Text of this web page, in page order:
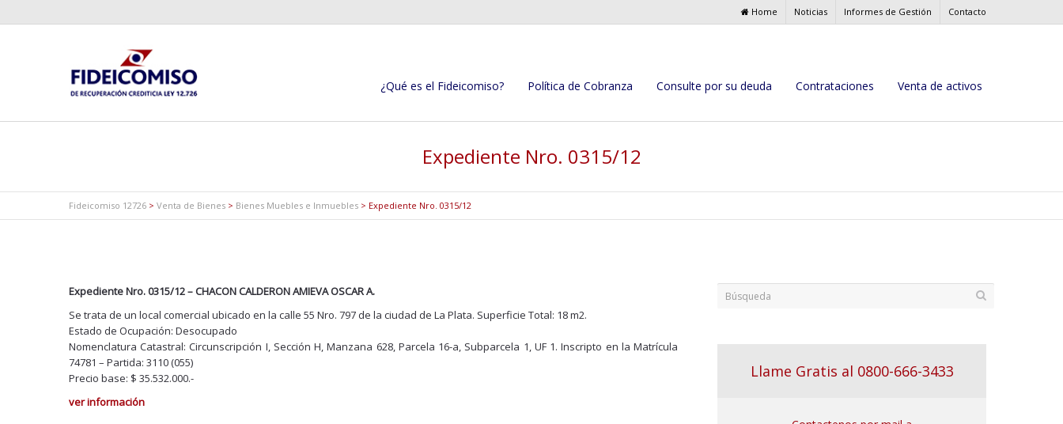
Home Noticias Informes de Gestión Contacto
¿Qué es el Fideicomiso? Política de Cobranza Consulte por su deuda Contrataciones Venta de activos
Expediente Nro. 0315/12
Fideicomiso 12726 > Venta de Bienes > Bienes Muebles e Inmuebles > Expediente Nro. 0315/12
Expediente Nro. 0315/12 – CHACON CALDERON AMIEVA OSCAR A.
Se trata de un local comercial ubicado en la calle 55 Nro. 797 de la ciudad de La Plata. Superficie Total: 18 m2.
Estado de Ocupación: Desocupado
Nomenclatura Catastral: Circunscripción I, Sección H, Manzana 628, Parcela 16-a, Subparcela 1, UF 1. Inscripto en la Matrícula
74781 – Partida: 3110 (055)
Precio base: $ 35.532.000.-
ver información
Llame Gratis al 0800-666-3433